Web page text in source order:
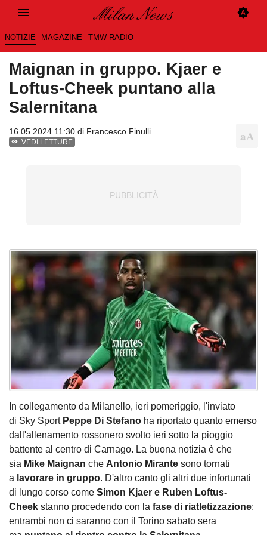
NOTIZIE MAGAZINE TMW RADIO
Maignan in gruppo. Kjaer e
Loftus-Cheek puntano alla
Salernitana
16.05.2024 11:30 di Francesco Finulli
VEDI LETTURE
In collegamento da Milanello, ieri pomeriggio, l'inviato
di Sky Sport Peppe Di Stefano ha riportato quanto emerso
dall'allenamento rossonero svolto ieri sotto la pioggio
battente al centro di Carnago. La buona notizia è che
sia Mike Maignan che Antonio Mirante sono tornati
a lavorare in gruppo. D'altro canto gli altri due infortunati
di lungo corso come Simon Kjaer e Ruben Loftus-
Cheek stanno procedendo con la fase di riatletizzazione:
entrambi non ci saranno con il Torino sabato sera